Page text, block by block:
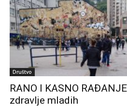
Društvo
RANO I KASNO
zdravlje mladih